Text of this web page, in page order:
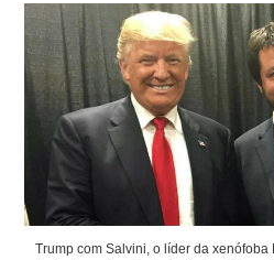
Trump com Salvini, o líder da